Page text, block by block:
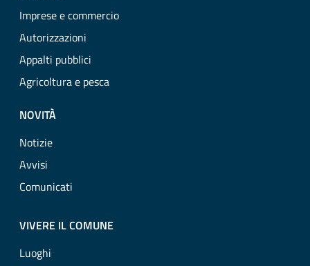
Imprese e commercio
Autorizzazioni
Appalti pubblici
Agricoltura e pesca
NOVITÀ
Notizie
Avvisi
Comunicati
VIVERE IL COMUNE
Luoghi